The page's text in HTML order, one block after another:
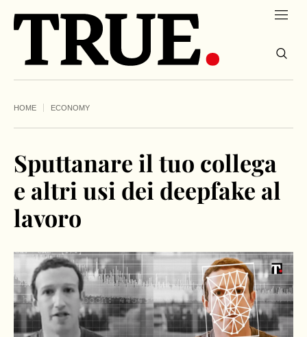
HOME ECONOMY
Sputtanare il tuo collega
e altri usi dei deepfake al
lavoro